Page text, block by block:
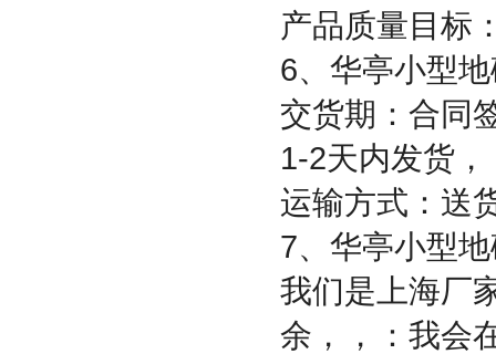
产品质量目标
6、华亭小型
交货期：合同
1-2天内发货，
运输方式：送
7、华亭小型
我们是上海厂
余 ， ， ： 我会